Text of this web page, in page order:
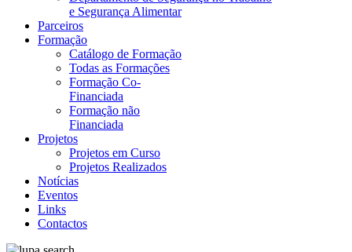
e Segurança Alimentar
Parceiros
Formação
Catálogo de Formação
Todas as Formações
Formação Co-
Financiada
Formação não
Financiada
Projetos
Projetos em Curso
Projetos Realizados
Notícias
Eventos
Links
Contactos